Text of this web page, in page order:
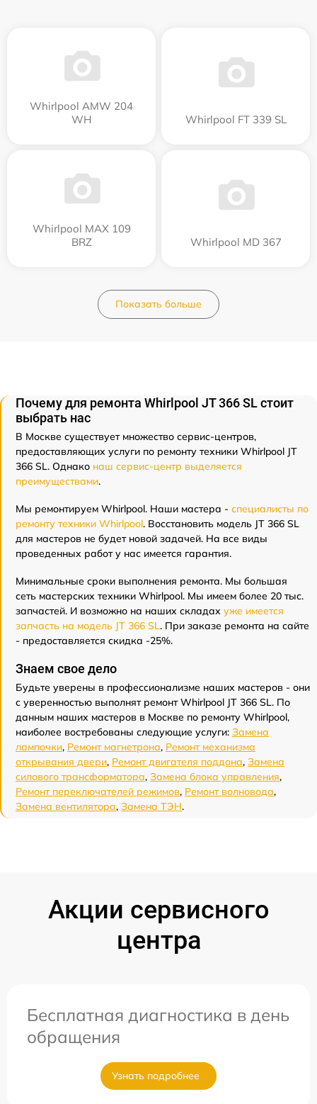
Whirlpool AMW 204
WH
Whirlpool FT 339 SL
Whirlpool MAX 109
BRZ
Whirlpool MD 367
Показать больше
Почему для ремонта Whirlpool JT 366 SL стоит
выбрать нас
В Москве существует множество сервис-центров,
предоставляющих услуги по ремонту техники Whirlpool JT
366 SL. Однако наш сервис-центр выделяется
преимуществами.
Мы ремонтируем Whirlpool. Наши мастера - специалисты по
ремонту техники Whirlpool. Восстановить модель JT 366 SL
для мастеров не будет новой задачей. На все виды
проведенных работ у нас имеется гарантия.
Минимальные сроки выполнения ремонта. Мы большая
сеть мастерских техники Whirlpool. Мы имеем более 20 тыс.
запчастей. И возможно на наших складах уже имеется
запчасть на модель JT 366 SL. При заказе ремонта на сайте
- предоставляется скидка -25%.
Знаем свое дело
Будьте уверены в профессионализме наших мастеров - они
с уверенностью выполнят ремонт Whirlpool JT 366 SL. По
данным наших мастеров в Москве по ремонту Whirlpool,
наиболее востребованы следующие услуги: Замена
лампочки, Ремонт магнетрона, Ремонт механизма
открывания двери, Ремонт двигателя поддона, Замена
силового трансформатора, Замена блока управления,
Ремонт переключателей режимов, Ремонт волновода,
Замена вентилятора, Замена ТЭН.
Акции сервисного
центра
Бесплатная диагностика в день
обращения
Узнать подробнее